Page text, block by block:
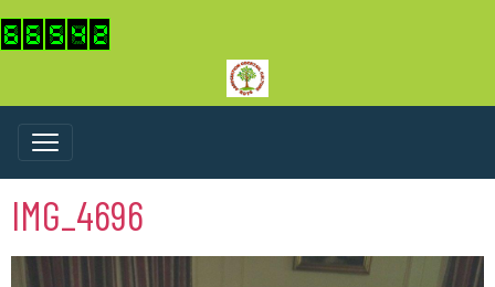
IMG_4696